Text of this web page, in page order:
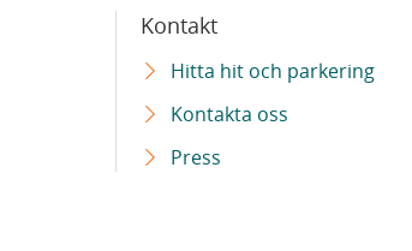
Kontakt
Hitta hit och parkering
Kontakta oss
Press